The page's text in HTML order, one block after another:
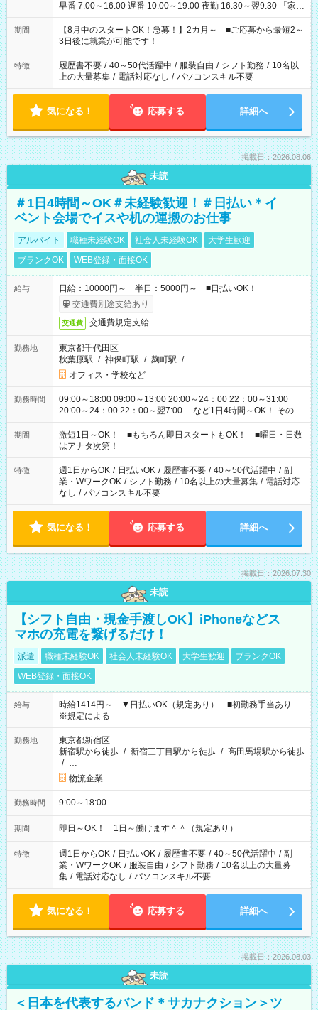
早番 7:00～16:00 遅番 10:00～19:00 夜勤 16:30～翌9:30 「家族
と休みを合わせたい」 「余裕を持って夕飯の準備がしたい」
「できれば残業はしたくない」 など、ご希望を教えてください
ね。 ※Wワーク希望の方へ 今ご覧のお仕事で希望する勤務時間
と、もう1つのお仕事の勤務時間。 合計で週40時間を超える場
合は応募できません。
期間
【8月中のスタートOK！急募！】2カ月～ ■ご応募から最短2～
3日後に就業が可能です！
特徴 履歴書不要 / 40～50代活躍中 / 服装自由 / シフト勤務 / 10名以
上の大量募集 / 電話対応なし / パソコンスキル不要
気になる！ 応募する 詳細へ
掲載日：2026.08.06
未読
＃1日4時間～OK＃未経験歓迎！＃日払い＊イ
ベント会場でイスや机の運搬のお仕事
アルバイト 職種未経験OK 社会人未経験OK
大学生歓迎
ブランクOK
WEB登録・面接OK
給与
日給：10000円～ 半日：5000円～ ■日払いOK！
交通費別途支給あり
交通費 交通費規定支給
勤務地
東京都千代田区
秋葉原駅 / 神保町駅 / 麹町駅 / …
オフィス・学校など
勤務時間
09:00～18:00 09:00～13:00 20:00～24：00 22：00～31:00
20:00～24：00 22：00～翌7:00 …など1日4時間～OK！ その他
シフトもございます！ お気軽にご相談ください！
期間
激短1日～OK！ ■もちろん即日スタートもOK！ ■曜日・日数
はアナタ次第！
特徴 週1日からOK / 日払いOK / 履歴書不要 / 40～50代活躍中 / 副
業・WワークOK / シフト勤務 / 10名以上の大量募集 / 電話対応
なし / パソコンスキル不要
気になる！ 応募する 詳細へ
掲載日：2026.07.30
未読
【シフト自由・現金手渡しOK】iPhoneなどス
マホの充電を繋げるだけ！
派遣 職種未経験OK 社会人未経験OK 大学生歓迎
ブランクOK
WEB登録・面接OK
給与
時給1414円～ ▼日払いOK（規定あり） ■初勤務手当あり
※規定による
勤務地
東京都新宿区
新宿駅から徒歩 / 新宿三丁目駅から徒歩 / 高田馬場駅から徒歩
/ …
物流企業
勤務時間 9:00～18:00
期間 即日～OK！ 1日～働けます＾＾（規定あり）
特徴 週1日からOK / 日払いOK / 履歴書不要 / 40～50代活躍中 / 副
業・WワークOK / 服装自由 / シフト勤務 / 10名以上の大量募
集 / 電話対応なし / パソコンスキル不要
気になる！ 応募する 詳細へ
掲載日：2026.08.03
未読
＜日本を代表するバンド＊サカナクション＞ツ